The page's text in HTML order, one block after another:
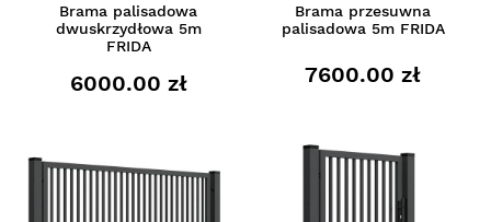
Brama palisadowa
dwuskrzydłowa 5m
FRIDA
6000.00 zł
Brama przesuwna
palisadowa 5m FRIDA
7600.00 zł